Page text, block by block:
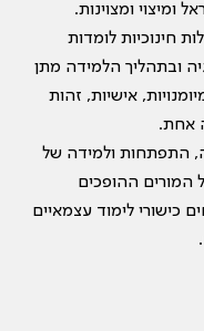
ומיצוי ומצוינות.
חינוכיות לומדות
ובתהליך הלמידה מתן
אישיות, זהות
אחת.
התפתחות ולמידה של
המורים ההופכים
כישורי לימוד עצמאיים